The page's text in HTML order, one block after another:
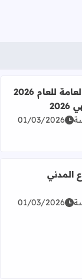
التوجيهي 2026
برنامج امتحان الثانوية العامة للعام 2026
01/03/2026
المدني الفلسطيني
المدني
01/03/2026